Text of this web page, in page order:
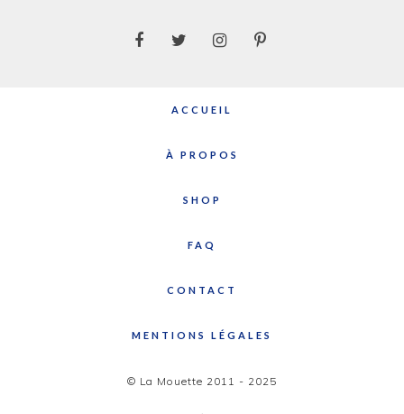
ACCUEIL
À PROPOS
SHOP
FAQ
CONTACT
MENTIONS LÉGALES
© La Mouette 2011 - 2025